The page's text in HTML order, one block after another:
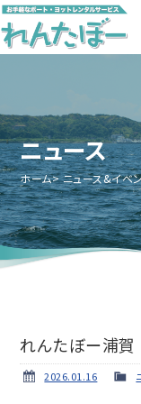
ニュース
ホーム ニュース&イベ
れんたぼー浦賀
2026.01.16